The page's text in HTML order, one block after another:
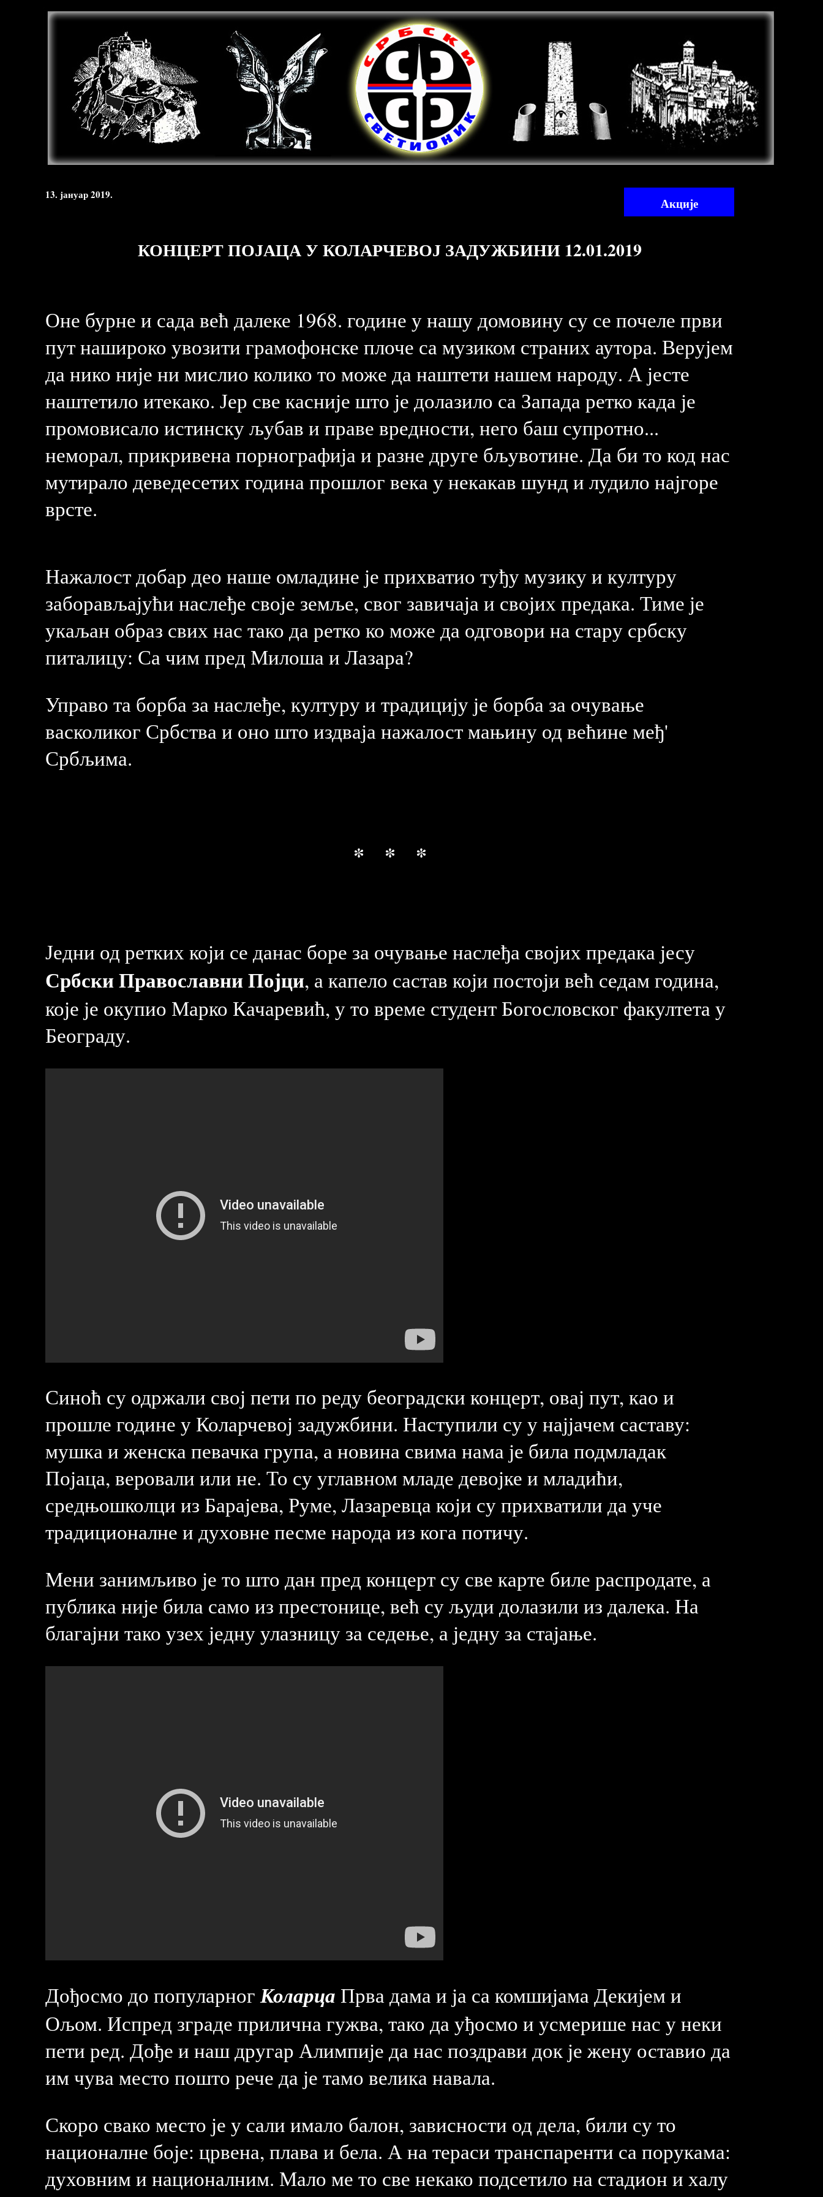
Акције
13. јануар 2019.
КОНЦЕРТ ПОЈАЦА У КОЛАРЧЕВОЈ ЗАДУЖБИНИ 12.01.2019
Оне бурне и сада већ далеке 1968. године у нашу домовину су се почеле први
пут нашироко увозити грамофонске плоче са музиком страних аутора. Верујем
да нико није ни мислио колико то може да наштети нашем народу. А јесте
наштетило итекако. Јер све касније што је долазило са Запада ретко када је
промовисало истинску љубав и праве вредности, него баш супротно...
неморал, прикривена порнографија и разне друге бљувотине. Да би то код нас
мутирало деведесетих година прошлог века у некакав шунд и лудило најгоре
врсте.
Нажалост добар део наше омладине је прихватио туђу музику и културу
заборављајући наслеђе своје земље, свог завичаја и својих предака. Тиме је
укаљан образ свих нас тако да ретко ко може да одговори на стару србску
питалицу: Са чим пред Милоша и Лазара?
Управо та борба за наслеђе, културу и традицију је борба за очување
васколиког Србства и оно што издваја нажалост мањину од већине међ'
Србљима.
* * *
Једни од ретких који се данас боре за очување наслеђа својих предака јесу
Србски Православни Појци, а капело састав који постоји већ седам година,
које је окупио Марко Качаревић, у то време студент Богословског факултета у
Београду.
Синоћ су одржали свој пети по реду београдски концерт, овај пут, као и
прошле године у Коларчевој задужбини. Наступили су у најјачем саставу:
мушка и женска певачка група, а новина свима нама је била подмладак
Појаца, веровали или не. То су углавном младе девојке и младићи,
средњошколци из Барајева, Руме, Лазаревца који су прихватили да уче
традиционалне и духовне песме народа из кога потичу.
Мени занимљиво је то што дан пред концерт су све карте биле распродате, а
публика није била само из престонице, већ су људи долазили из далека. На
благајни тако узех једну улазницу за седење, а једну за стајање.
Дођосмо до популарногКоларца Прва дама и ја са комшијама Декијем и
Ољом. Испред зграде прилична гужва, тако да уђосмо и усмерише нас у неки
пети ред. Дође и наш другар Алимпије да нас поздрави док је жену оставио да
им чува место пошто рече да је тамо велика навала.
Скоро свако место је у сали имало балон, зависности од дела, били су то
националне боје: црвена, плава и бела. А на тераси транспаренти са порукама:
духовним и националним. Мало ме то све некако подсетило на стадион и халу